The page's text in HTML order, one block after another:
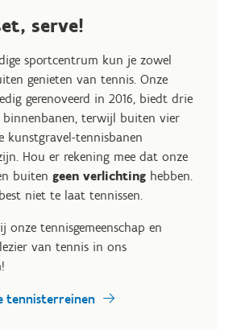
serve!
sportcentrum kun je zowel
genieten van tennis. Onze
gerenoveerd in 2016, biedt drie
binnenbanen, terwijl buiten vier
kunstgravel-tennisbanen
Hou er rekening mee dat onze
buiten geen verlichting hebben.
niet te laat tennissen.
onze tennisgemeenschap en
van tennis in ons
tennisterreinen